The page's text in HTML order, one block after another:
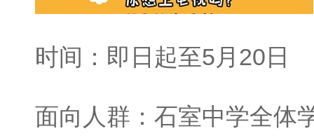
时间：即日起至5月20日
面向人群：石室中学全体